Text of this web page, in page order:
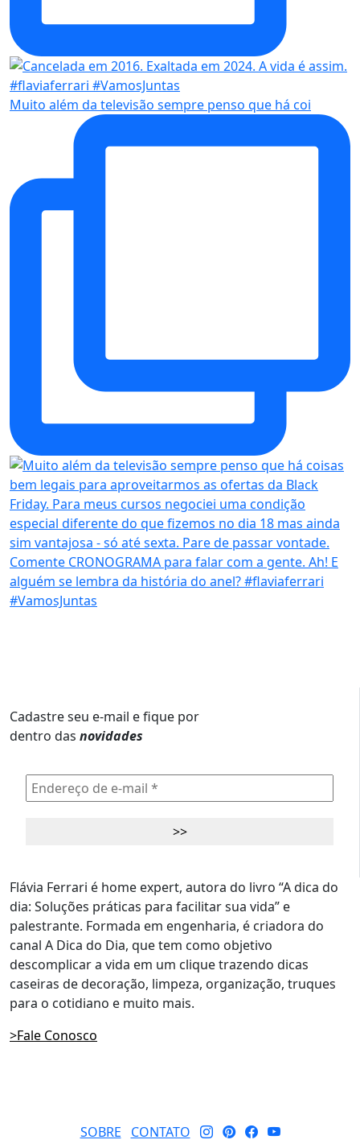
Muito além da televisão sempre penso que há coi
Cadastre seu e-mail e fique por
dentro das novidades
Flávia Ferrari é home expert, autora do livro “A dica do
dia: Soluções práticas para facilitar sua vida” e
palestrante. Formada em engenharia, é criadora do
canal A Dica do Dia, que tem como objetivo
descomplicar a vida em um clique trazendo dicas
caseiras de decoração, limpeza, organização, truques
para o cotidiano e muito mais.
>Fale Conosco
SOBRE CONTATO